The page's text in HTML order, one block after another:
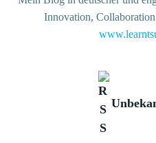
Innovation,